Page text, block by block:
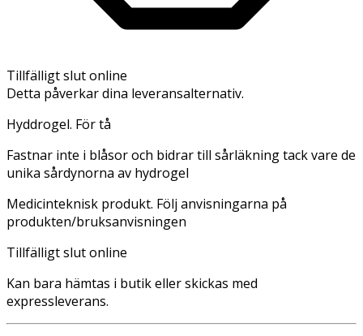
Tillfälligt slut online
Detta påverkar dina leveransalternativ.
Hyddrogel. För tå
Fastnar inte i blåsor och bidrar till sårläkning tack vare de
unika sårdynorna av hydrogel
Medicinteknisk produkt. Följ anvisningarna på
produkten/bruksanvisningen
Tillfälligt slut online
Kan bara hämtas i butik eller skickas med
expressleverans.